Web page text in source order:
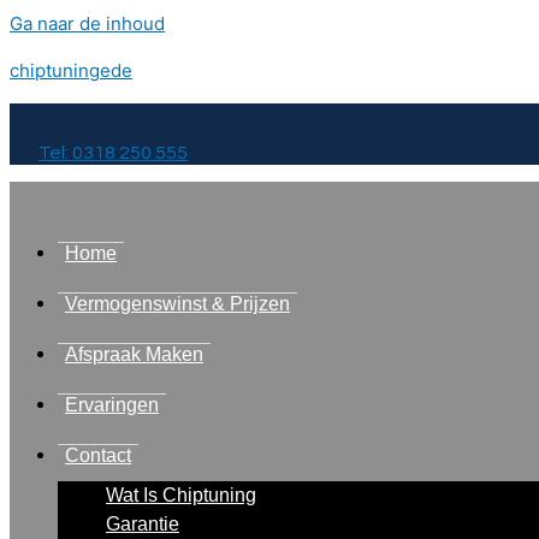
Ga naar de inhoud
chiptuningede
Tel: 0318 250 555
Home
Vermogenswinst & Prijzen
Afspraak Maken
Ervaringen
Contact
Wat Is Chiptuning
Garantie